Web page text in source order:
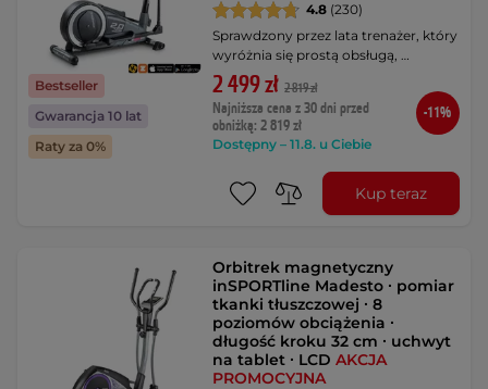
Bestseller
Gwarancja 10 lat
Raty za 0%
4.8 (230)
Sprawdzony przez lata trenażer, który
wyróżnia się prostą obsługą, …
2 499 zł 2 819 zł
Najniższa cena z 30 dni przed
obniżką: 2 819 zł
Dostępny – 11.8. u Ciebie
-11%
Kup teraz
Orbitrek magnetyczny
inSPORTline Madesto ∙ pomiar
tkanki tłuszczowej ∙ 8
poziomów obciążenia ∙
długość kroku 32 cm ∙ uchwyt
na tablet ∙ LCDAKCJA
PROMOCYJNA